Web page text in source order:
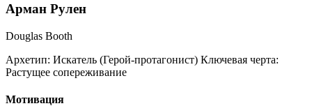
Арман Рулен
Douglas Booth
Архетип: Искатель (Герой-протагонист) Ключевая черта:
Растущее сопереживание
Мотивация